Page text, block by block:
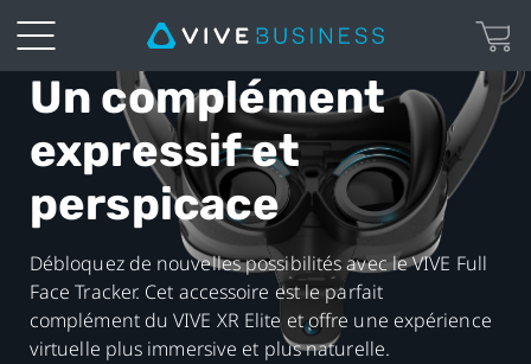
VIVE
Full
Face
Tracker
Un complément
expressif et
perspicace
Débloquez de nouvelles possibilités avec le VIVE Full
Face Tracker. Cet accessoire est le parfait
complément du VIVE XR Elite et offre une expérience
virtuelle plus immersive et plus naturelle.